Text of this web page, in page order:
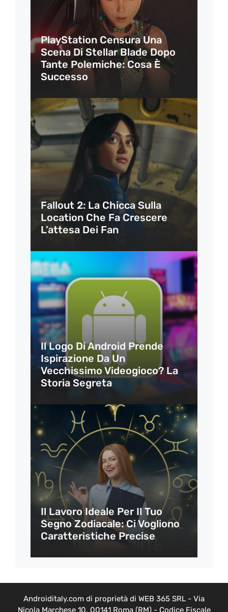
PlayStation Censura Una
Scena Di Stellar Blade Dopo
Tante Polemiche: Cosa È
Successo
Fallout 2: La Chicca Sulla
Location Che Fa Crescere
L’attesa Dei Fan
Il Logo Di Android Prende
Ispirazione Da Un
Vecchissimo Videogioco? La
Storia Segreta
Il Lavoro Ideale Per Il Tuo
Segno Zodiacale: Ci Vogliono
Caratteristiche Precise
Androiditaly.com di proprietà di WEB 365 SRL - Via
Nicola Marchese 10, 00141 Roma (RM) - Codice Fiscale